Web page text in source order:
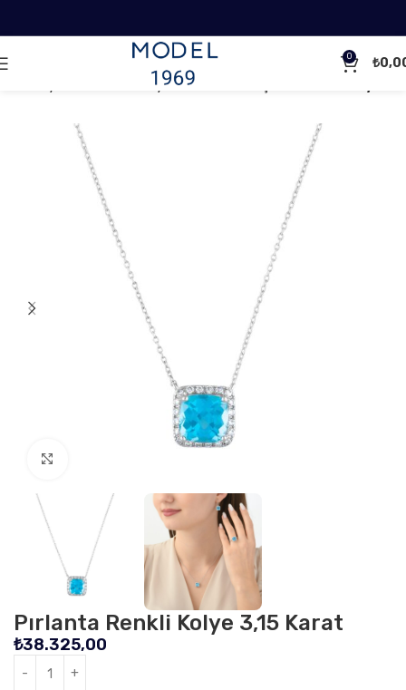
0 ₺
Pırlanta Kolyeler
Pırlanta Renkli Kolye 3,15 Karat
₺38.325,00